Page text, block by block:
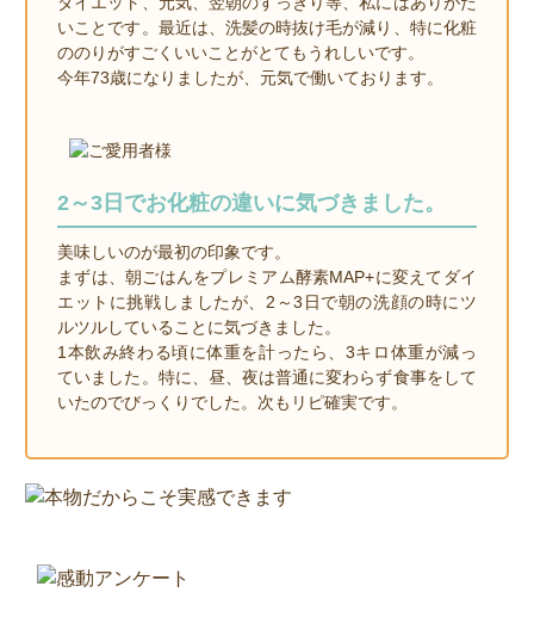
いことです。最近は、洗髪の時抜け毛が減り、特に化粧
ののりがすごくいいことがとてもうれしいです。
今年73歳になりましたが、元気で働いております。
2～3日でお化粧の違いに気づきました。
美味しいのが最初の印象です。
まずは、朝ごはんをプレミアム酵素MAP+に変えてダイ
エットに挑戦しましたが、2～3日で朝の洗顔の時にツ
ルツルしていることに気づきました。
1本飲み終わる頃に体重を計ったら、3キロ体重が減っ
ていました。特に、昼、夜は普通に変わらず食事をして
いたのでびっくりでした。次もリピ確実です。